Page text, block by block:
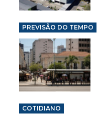
PREVISÃO DO TEMPO
COTIDIANO